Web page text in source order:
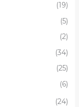
(19)
(5)
(2)
(34)
(25)
(6)
(24)